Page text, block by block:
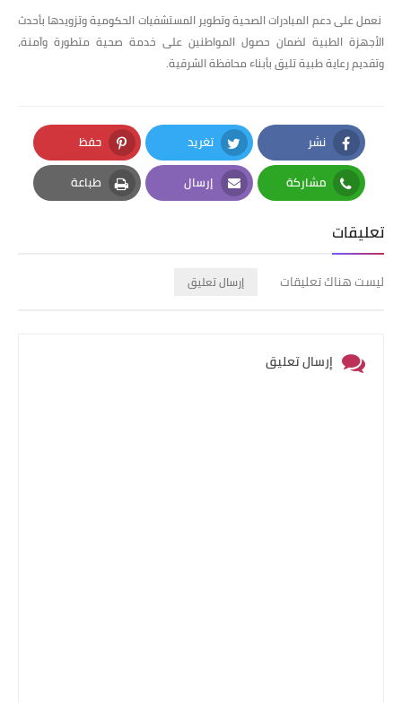
نعمل على دعم المبادرات الصحية وتطوير المستشفيات الحكومية وتزويدها بأحدث
الأجهزة الطبية لضمان حصول المواطنين على خدمة صحية متطورة وآمنة،
وتقديم رعاية طبية تليق بأبناء محافظة الشرقية.
نشر
Facebook
تغريد
Twitter
حفظ
Pinterest
مشاركة
Whatsapp
إرسال
Email
طباعة
Print
تعليقات
ليست هناك تعليقات إرسال تعليق
إرسال تعليق